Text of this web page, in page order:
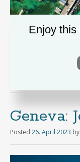
Copyright Oliver
Geneva:
Posted 26. April 2023 by
Enjoy this